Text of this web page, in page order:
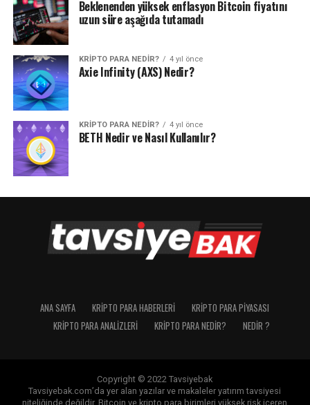
Beklenenden yüksek enflasyon Bitcoin fiyatını
uzun süre aşağıda tutamadı
KRIPTO PARA NEDIR? 4 yıl önce
Axie Infinity (AXS) Nedir?
KRIPTO PARA NEDIR? 4 yıl önce
BETH Nedir ve Nasıl Kullanılır?
ANA SAYFA KRIPTO PARA HABERLERI
KRIPTO PARA PIYASASI
KRIPTO PARA ANALIZLERI
KRIPTO PARA NEDIR? NEDIR ?
Copyright © 2022 Tavsiyebak
Tavsiyebak.com’da yer alan yazılar ve makaleler yatırım tavsiyesi
niteliğinde değildir. Bitcoin ve kripto para birimleri yüksek risk içeren